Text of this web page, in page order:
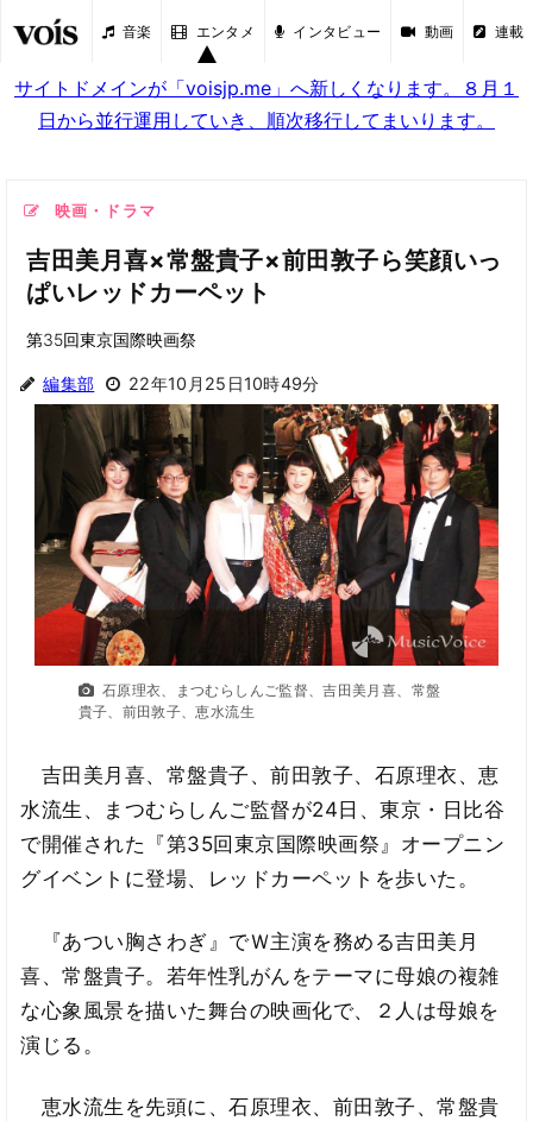
音楽 エンタメ インタビュー 動画 連載
サイトドメインが「voisjp.me」へ新しくなります。８月１
日から並行運用していき、順次移行してまいります。
映画・ドラマ
吉田美月喜×常盤貴子×前田敦子ら笑顔いっ
ぱいレッドカーペット
第35回東京国際映画祭
編集部 22年10月25日10時49分
石原理衣、まつむらしんご監督、吉田美月喜、常盤
貴子、前田敦子、恵水流生
吉田美月喜、常盤貴子、前田敦子、石原理衣、恵
水流生、まつむらしんご監督が24日、東京・日比谷
で開催された『第35回東京国際映画祭』オープニン
グイベントに登場、レッドカーペットを歩いた。
『あつい胸さわぎ』でＷ主演を務める吉田美月
喜、常盤貴子。若年性乳がんをテーマに母娘の複雑
な心象風景を描いた舞台の映画化で、２人は母娘を
演じる。
恵水流生を先頭に、石原理衣、前田敦子、常盤貴